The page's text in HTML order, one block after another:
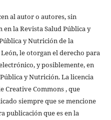
al autor o autores, sin
la Revista Salud Pública y
y Nutrición de la
le otorgan el derecho para
y posiblemente, en
y Nutrición. La licencia
Creative Commons , que
siempre que se mencione
publicación que es en la